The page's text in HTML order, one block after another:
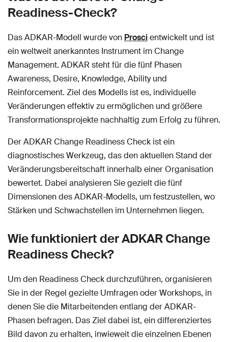
Readiness-Check?
Das ADKAR-Modell wurde von Proscientwickelt und ist
ein weltweit anerkanntes Instrument im Change
Management. ADKAR steht für die fünf Phasen
Awareness, Desire, Knowledge, Ability und
Reinforcement. Ziel des Modells ist es, individuelle
Veränderungen effektiv zu ermöglichen und größere
Transformationsprojekte nachhaltig zum Erfolg zu führen.
Der ADKAR Change Readiness Check ist ein
diagnostisches Werkzeug, das den aktuellen Stand der
Veränderungsbereitschaft innerhalb einer Organisation
bewertet. Dabei analysieren Sie gezielt die fünf
Dimensionen des ADKAR-Modells, um festzustellen, wo
Stärken und Schwachstellen im Unternehmen liegen.
Wie funktioniert der ADKAR Change
Readiness Check?
Um den Readiness Check durchzuführen, organisieren
Sie in der Regel gezielte Umfragen oder Workshops, in
denen Sie die Mitarbeitenden entlang der ADKAR-
Phasen befragen. Das Ziel dabei ist, ein differenziertes
Bild davon zu erhalten, inwieweit die einzelnen Ebenen